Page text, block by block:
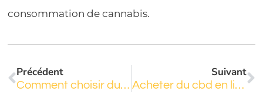
consommation de cannabis.
Précédent
Comment choisir du CBD de qualité supérieure pour un bien-être optimal ?
Suivant
Acheter du cbd en ligne : les meilleurs sites et conseils